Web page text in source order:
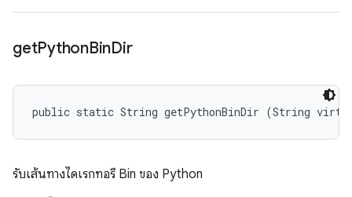
getPythonBinDir
public static String getPythonBinDir (String
รับเส้นทางไดเรกทอรี Bin ของ Python